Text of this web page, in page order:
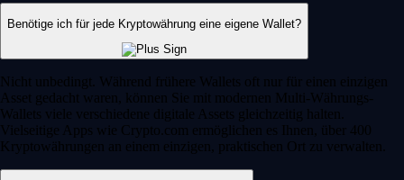
Benötige ich für jede Kryptowährung eine eigene Wallet?
Nicht unbedingt. Während frühere Wallets oft nur für einen einzigen
Asset gedacht waren, können Sie mit modernen Multi-Währungs-
Wallets viele verschiedene digitale Assets gleichzeitig halten.
Vielseitige Apps wie Crypto.com ermöglichen es Ihnen, über 400
Kryptowährungen an einem einzigen, praktischen Ort zu verwalten.